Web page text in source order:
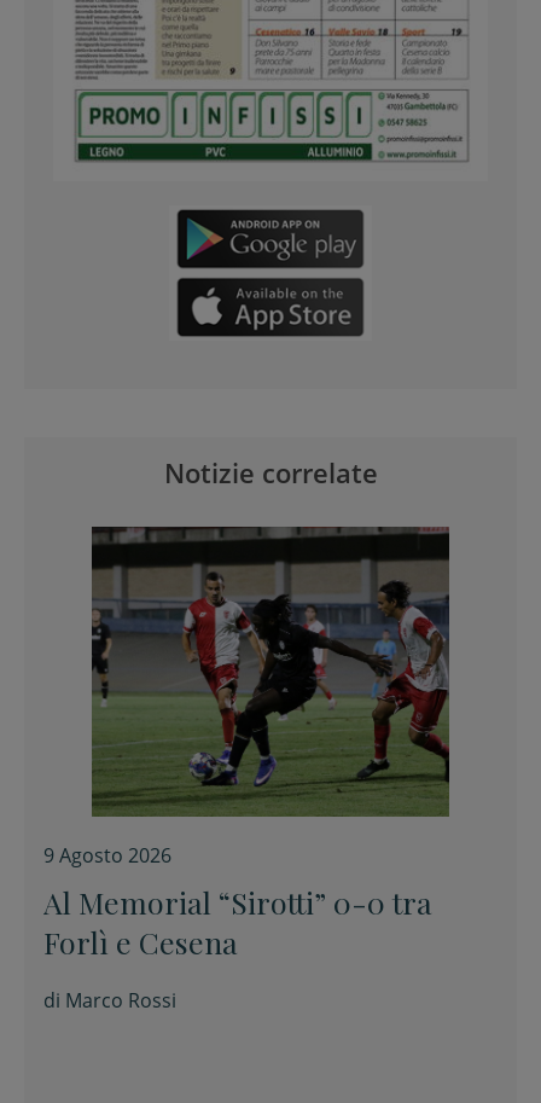
Notizie correlate
9 Agosto 2026
Al Memorial “Sirotti” 0-0 tra
Forlì e Cesena
di Marco Rossi